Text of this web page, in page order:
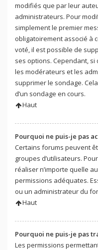
modifiés que par leur
administrateurs. Pour
simplement le premier
obligatoirement associé à
voté, il est possible de
ses options. Cependant,
les modérateurs et les
supprimer le sondage.
d’un sondage en cours.
Haut
Pourquoi ne puis-je pas
Certains forums peuvent
groupes d’utilisateurs.
réaliser n’importe quelle
permissions adéquates.
ou un administrateur du
Haut
Pourquoi ne puis-je pas
Les permissions